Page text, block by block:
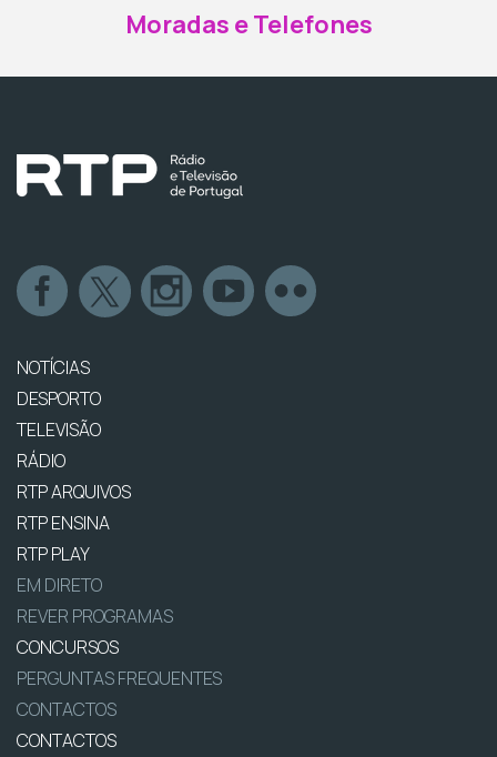
Moradas e Telefones
NOTÍCIAS
DESPORTO
TELEVISÃO
RÁDIO
RTP ARQUIVOS
RTP ENSINA
RTP PLAY
EM DIRETO
REVER PROGRAMAS
CONCURSOS
PERGUNTAS FREQUENTES
CONTACTOS
CONTACTOS